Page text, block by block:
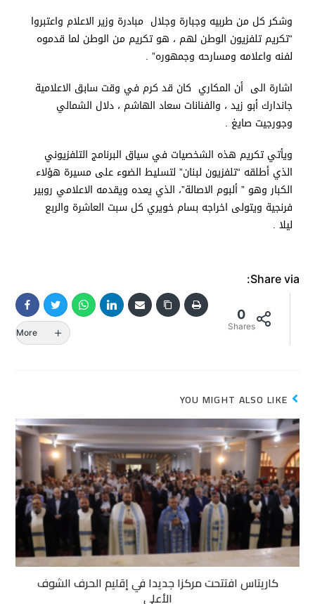
وشكر كل من طربيه وجبارة وجلال مبادرة وزير الاعلام واعتبروا
“تكريم تلفزيون الوطن لهم ، هو تكريم من الوطن لما قدموه
لفنه واعلامه ومسارحه وجمهوره” .
اشارة الى أن المكاري كان قد كرم في وقت سابق الاعلامية
جاندارك أبو زيد ، والفنانات سعاد الهاشم ، دلال الشمالي
وجورجيت صايغ .
ويأتي تكريم هذه الشخصيات في سياق البرنامج التلفزيوني
الذي أطلقه “تلفزيون لبنان” لتسليط الضوء على مسيرة هؤلاء
الكبار وهو ” ألبوم الاصالة”، الذي يعده ويقدمه الاعلامي روبير
فرنجية ويتولى اخراجه بسام خويري كل سبت العاشرة والربع
ليلا .
Share via:
0
Shares
More
YOU MIGHT ALSO LIKE
كاريتاس افتتحت مركزا جديدا في إقليم الحرف الشوف
الأعلى